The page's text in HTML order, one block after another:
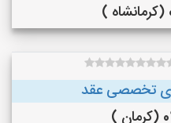
تخصصی عقد
)